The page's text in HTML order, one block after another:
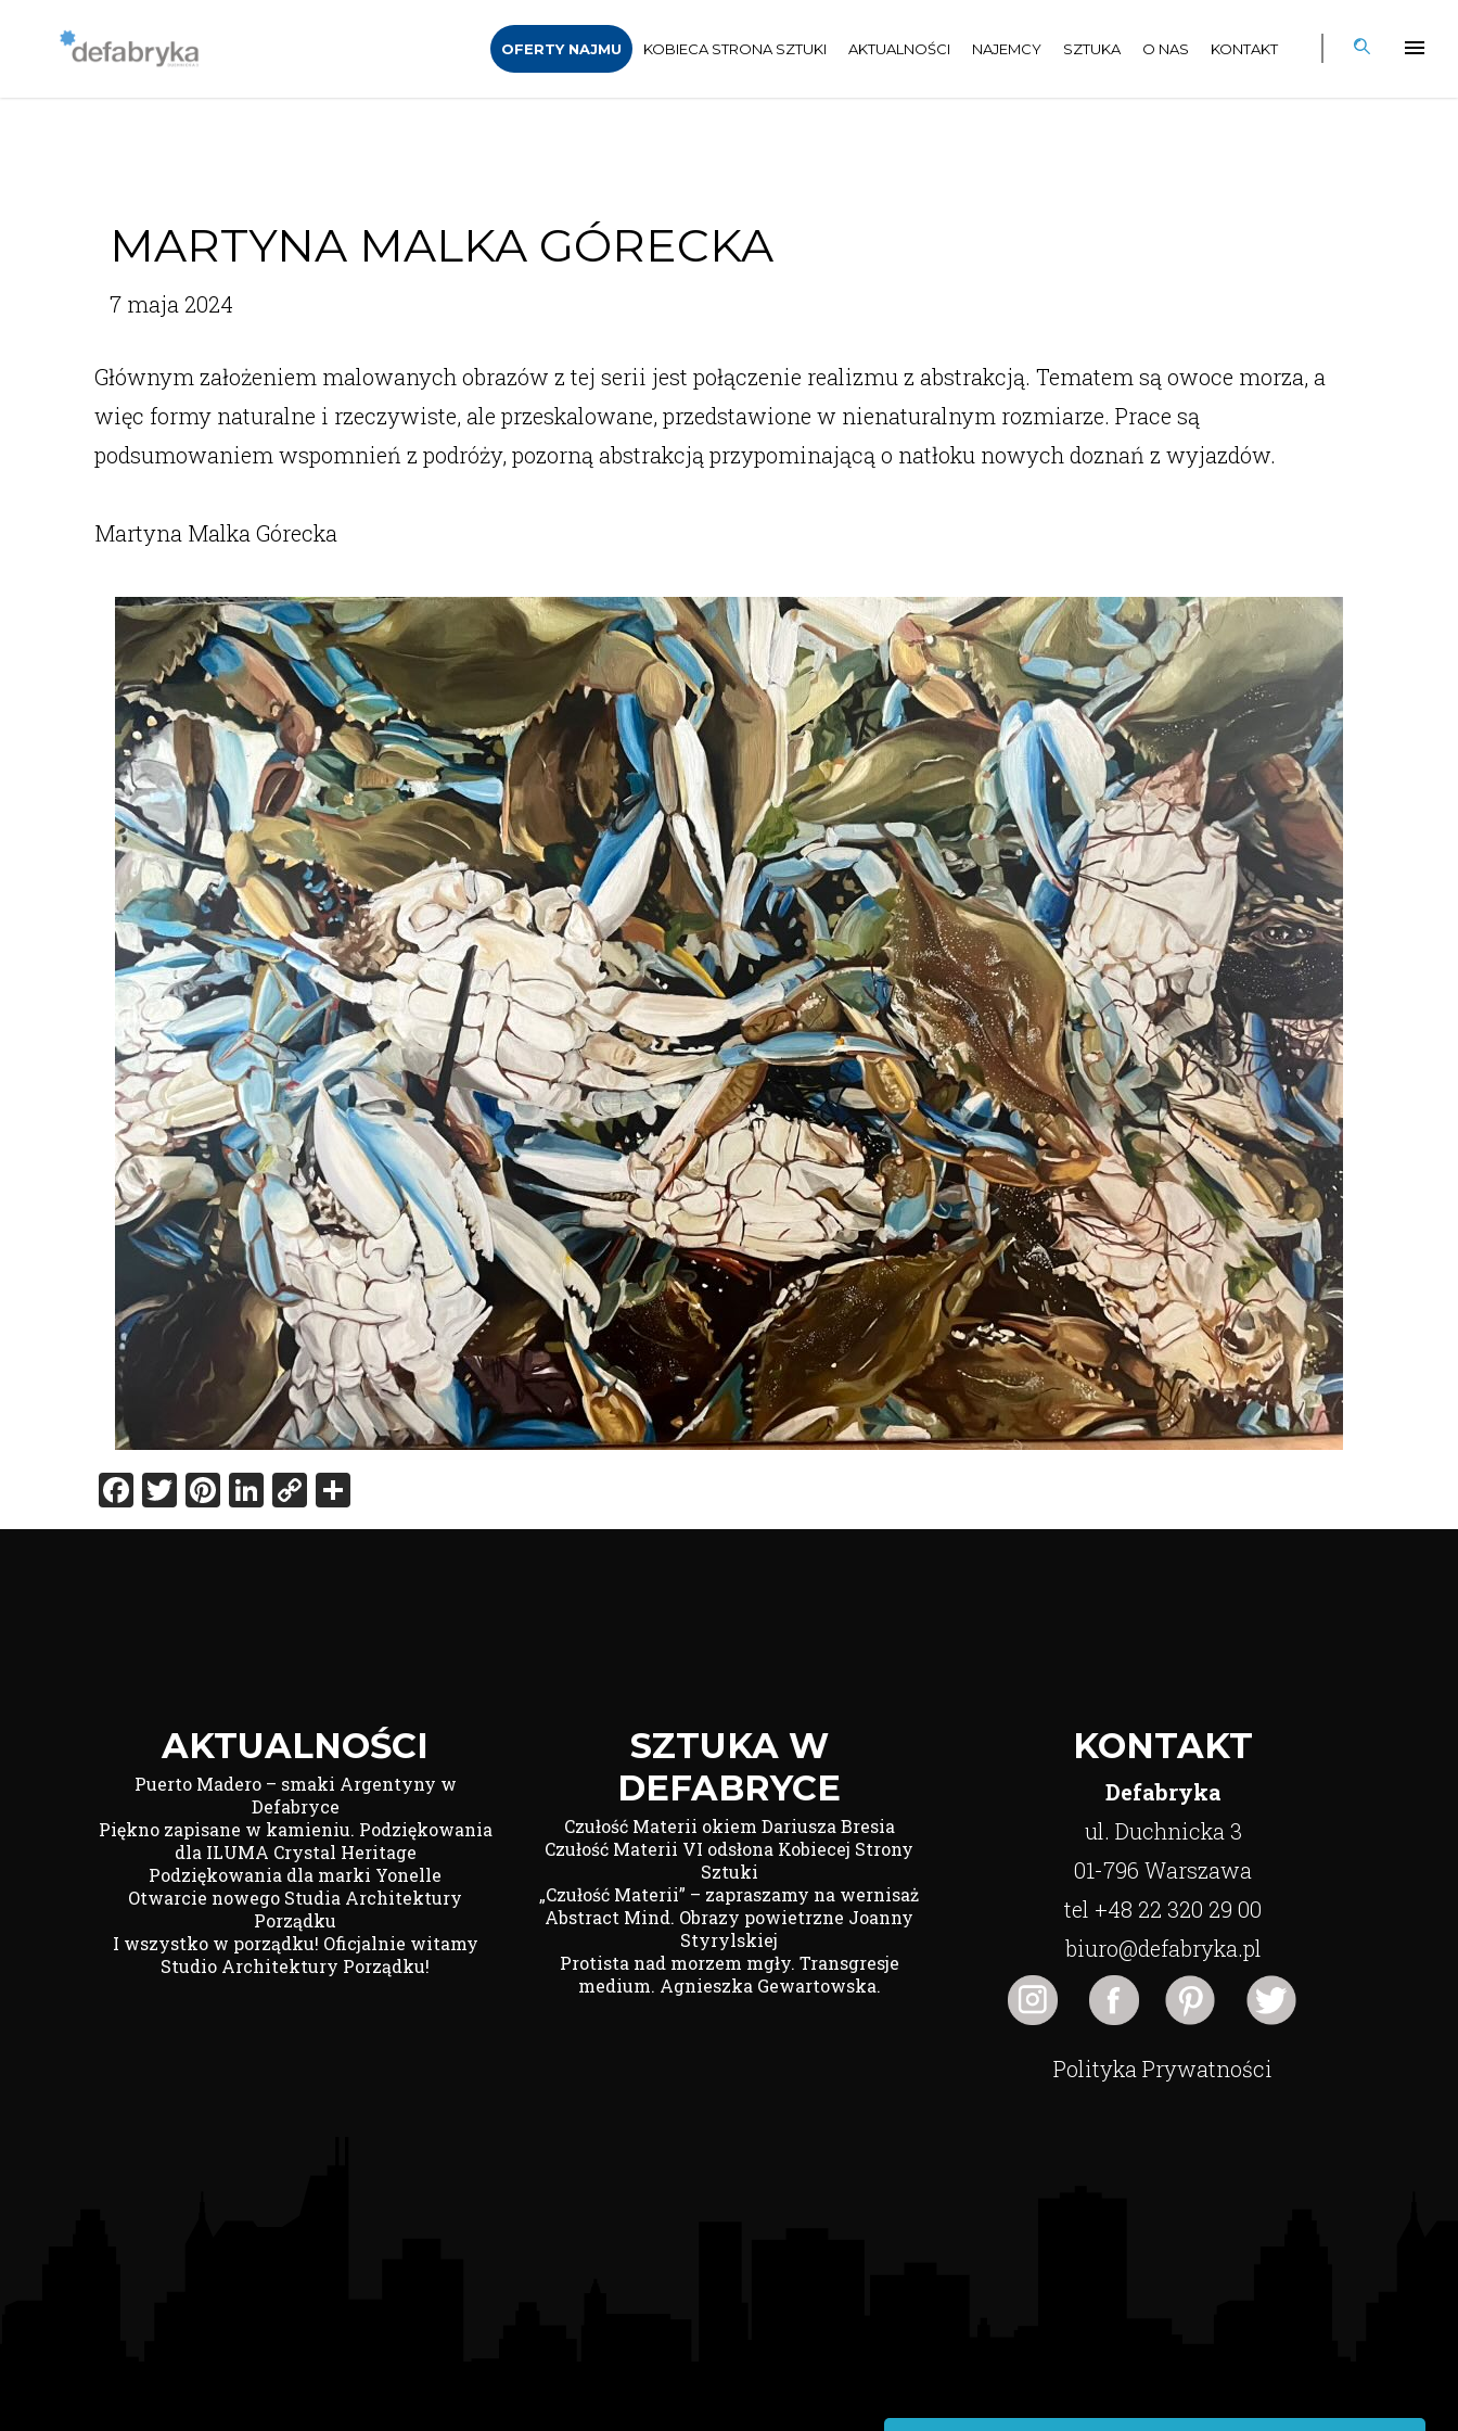
OFERTY NAJMU KOBIECA STRONA SZTUKI AKTUALNOŚCI NAJEMCY SZTUKA O NAS KONTAKT
MARTYNA MALKA GÓRECKA
7 maja 2024
Głównym założeniem malowanych obrazów z tej serii jest połączenie realizmu z abstrakcją. Tematem są owoce morza, a
więc formy naturalne i rzeczywiste, ale przeskalowane, przedstawione w nienaturalnym rozmiarze. Prace są
podsumowaniem wspomnień z podróży, pozorną abstrakcją przypominającą o natłoku nowych doznań z wyjazdów.
Martyna Malka Górecka
Facebook
Twitter
Pinterest
LinkedIn
Copy
Link
AKTUALNOŚCI
Puerto Madero – smaki Argentyny w
Defabryce
Piękno zapisane w kamieniu. Podziękowania
dla ILUMA Crystal Heritage
Podziękowania dla marki Yonelle
Otwarcie nowego Studia Architektury
Porządku
I wszystko w porządku! Oficjalnie witamy
Studio Architektury Porządku!
SZTUKA W
DEFABRYCE
Czułość Materii okiem Dariusza Bresia
Czułość Materii VI odsłona Kobiecej Strony
Sztuki
„Czułość Materii” – zapraszamy na wernisaż
Abstract Mind. Obrazy powietrzne Joanny
Styrylskiej
Protista nad morzem mgły. Transgresje
medium. Agnieszka Gewartowska.
KONTAKT
Defabryka
ul. Duchnicka 3
01-796 Warszawa
tel +48 22 320 29 00
biuro@defabryka.pl
Polityka Prywatności